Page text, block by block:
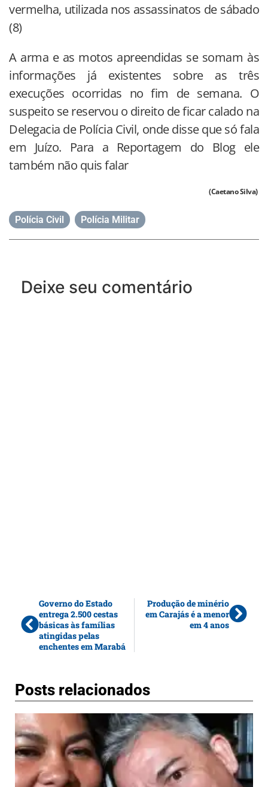
vermelha, utilizada nos assassinatos de sábado
(8)
A arma e as motos apreendidas se somam às
informações já existentes sobre as três
execuções ocorridas no fim de semana. O
suspeito se reservou o direito de ficar calado na
Delegacia de Polícia Civil, onde disse que só fala
em Juízo. Para a Reportagem do Blog ele
também não quis falar
(Caetano Silva)
Polícia Civil Polícia Militar
Deixe seu comentário
Governo do Estado
entrega 2.500 cestas
básicas às famílias
atingidas pelas
enchentes em Marabá
Produção de minério
em Carajás é a menor
em 4 anos
Posts relacionados